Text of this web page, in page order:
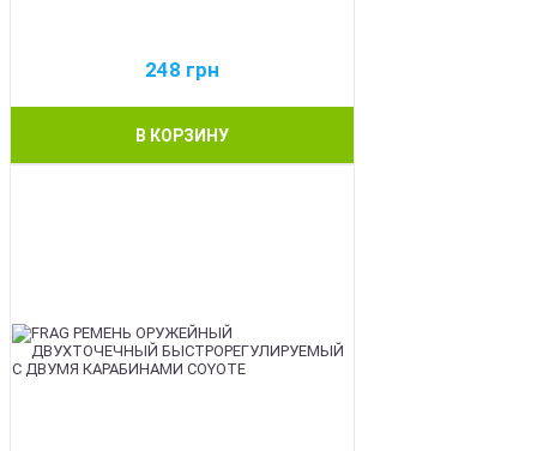
248 грн
В КОРЗИНУ